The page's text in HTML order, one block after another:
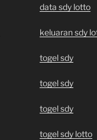
data sdy lotto
keluaran sdy
togel sdy
togel sdy
togel sdy
togel sdy lotto